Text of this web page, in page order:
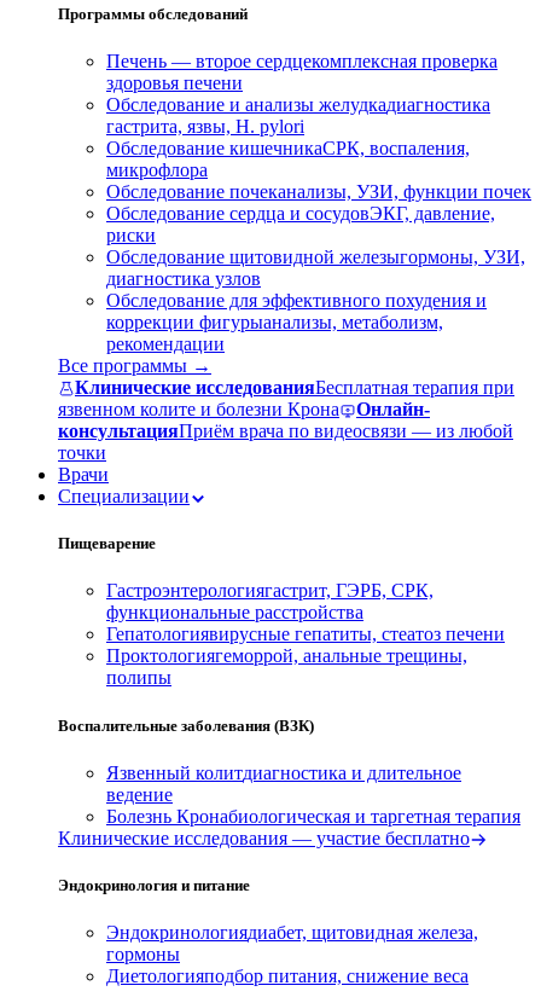
Программы обследований
Печень — второе сердцекомплексная проверка
здоровья печени
Обследование и анализы желудкадиагностика
гастрита, язвы, H. pylori
Обследование кишечникаСРК, воспаления,
микрофлора
Обследование почеканализы, УЗИ, функции почек
Обследование сердца и сосудовЭКГ, давление,
риски
Обследование щитовидной железыгормоны, УЗИ,
диагностика узлов
Обследование для эффективного похудения и
коррекции фигурыанализы, метаболизм,
рекомендации
Все программы →
Клинические исследованияБесплатная терапия при
язвенном колите и болезни Крона
Онлайн-
консультацияПриём врача по видеосвязи — из любой
точки
Врачи
Специализации
Пищеварение
Гастроэнтерологиягастрит, ГЭРБ, СРК,
функциональные расстройства
Гепатологиявирусные гепатиты, стеатоз печени
Проктологиягеморрой, анальные трещины,
полипы
Воспалительные заболевания (ВЗК)
Язвенный колитдиагностика и длительное
ведение
Болезнь Кронабиологическая и таргетная терапия
Клинические исследования — участие бесплатно
Эндокринология и питание
Эндокринологиядиабет, щитовидная железа,
гормоны
Диетологияподбор питания, снижение веса